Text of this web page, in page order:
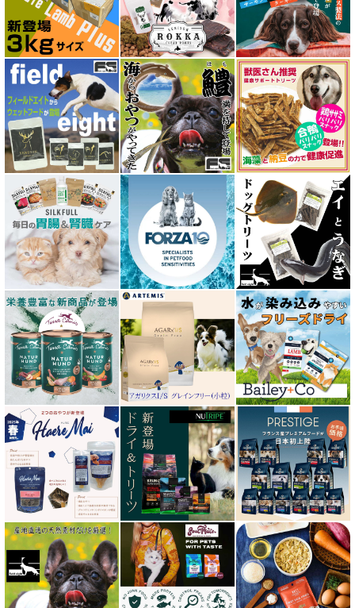
アーテミス ARTEMIS
イティ iti
ウェルネス ヘルシーバランス
ウルフブラット WOLFSBLUT
エーワン AWAN DOG FOOD
エーにゃん Anyan 猫用おやつ
エクイリブリア EQUILIBRIA
エンパイア EMPIRE
オージー ラム プラス Aussie Lamb Plus
カントリーロード Country Roads
キアオラ kiaora
キャノフィラ
グリーンフィッシュ GreenFish
ケリーアンドコー Kelly＆Co’s
サンデーペッツ Sunday Pets
サンユー研究所
シェフ SHEF